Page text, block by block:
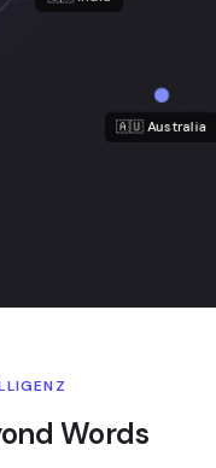
🇦🇺 Australia
Words